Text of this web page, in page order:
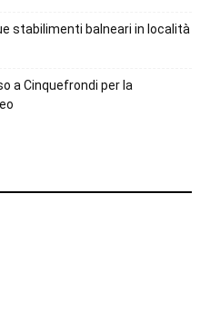
stabilimenti balneari in località
a Cinquefrondi per la